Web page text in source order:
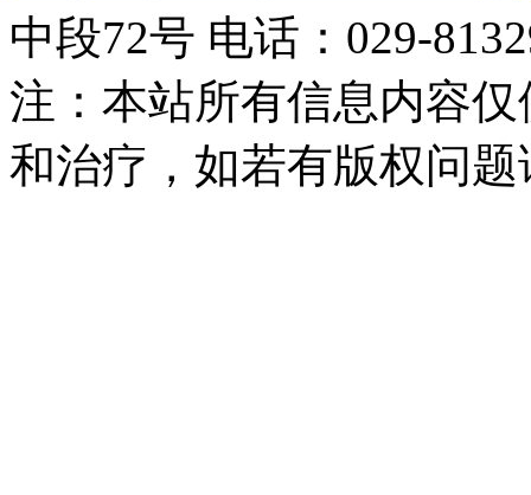
中段72号 电话：029-
注：本站所有信息内容
和治疗，如若有版权问